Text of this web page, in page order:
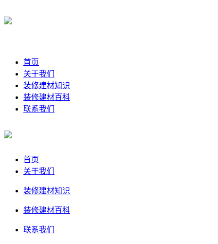
首页
关于我们
装修建材知识
装修建材百科
联系我们
首页
关于我们
装修建材知识
装修建材百科
联系我们